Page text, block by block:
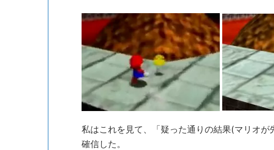
私はこれを見て、「疑った通りの結果(マリオ
確信した。